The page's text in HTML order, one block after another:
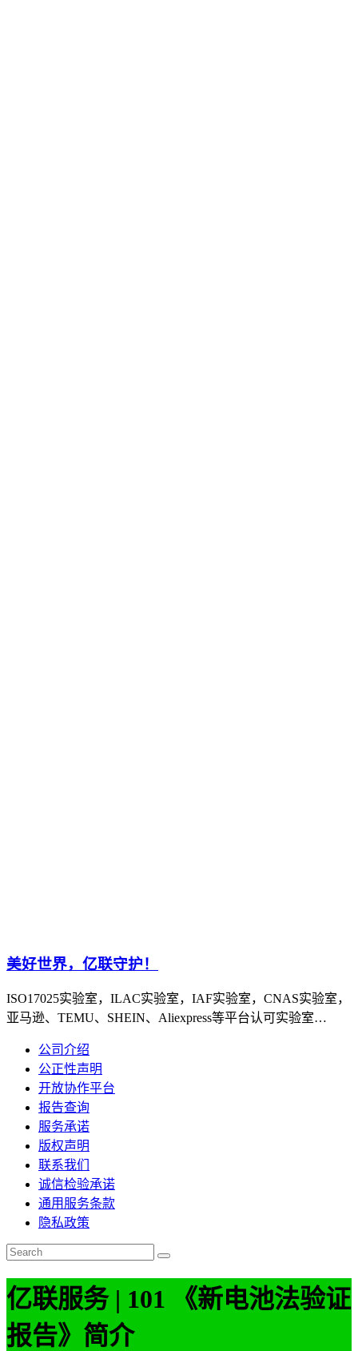
美好世界，亿联守护！
ISO17025实验室，ILAC实验室，IAF实验室，CNAS实验室，
亚马逊、TEMU、SHEIN、Aliexpress等平台认可实验室…
公司介绍
公正性声明
开放协作平台
报告查询
服务承诺
版权声明
联系我们
诚信检验承诺
通用服务条款
隐私政策
亿联服务 | 101 《新电池法验证
报告》简介